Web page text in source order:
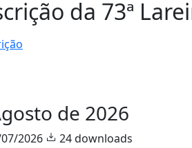
da 73ª
de 2026
2026
24 downloads